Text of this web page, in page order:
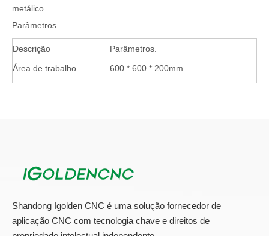
metálico.
Parâmetros.
Descrição Parâmetros.
Área de trabalho 600 * 600 * 200mm
Velocidade de viagem 30m / min
Delicadeza de trabalho 0,01mm
Dirigindo moto. Lâmpada servo motor
Shandong Igolden CNC é uma solução fornecedor de
aplicação CNC com tecnologia chave e direitos de